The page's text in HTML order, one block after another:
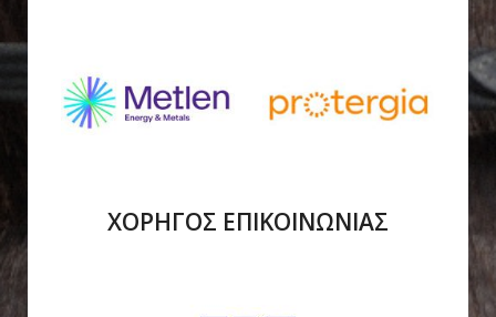
ΧΟΡΗΓΟΣ ΕΠΙΚΟΙΝΩΝΙΑΣ